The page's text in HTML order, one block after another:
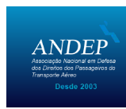
conteúdo